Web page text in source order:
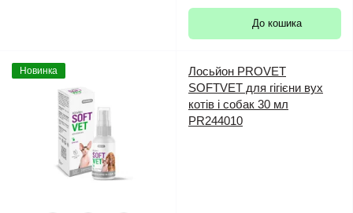
До кошика
Новинка
Лосьйон PROVET
SOFTVET для гігієни вух
котів і собак 30 мл
PR244010